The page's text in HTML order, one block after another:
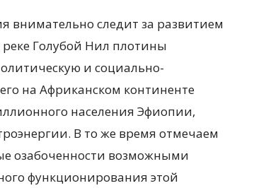
внимательно следит за развитием
Голубой Нил плотины
и социально-
на Африканском континенте
населения Эфиопии,
В то же время отмечаем
озабоченности возможными
функционирования этой